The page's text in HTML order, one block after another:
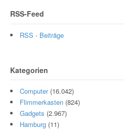
RSS-Feed
RSS - Beiträge
Kategorien
Computer(16.042)
Flimmerkasten (824)
Gadgets (2.967)
Hamburg (11)